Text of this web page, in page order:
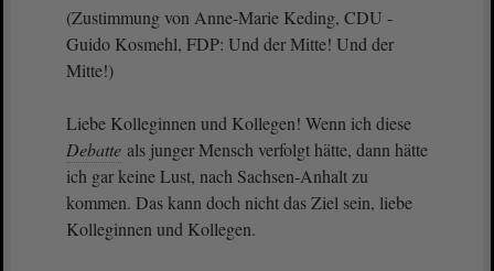
(Zustimmung von Anne-Marie Keding, CDU -
Guido Kosmehl, FDP: Und der Mitte! Und der
Mitte!)
Liebe Kolleginnen und Kollegen! Wenn ich diese
Debatte als junger Mensch verfolgt hätte, dann hätte
ich gar keine Lust, nach Sachsen-Anhalt zu
kommen. Das kann doch nicht das Ziel sein, liebe
Kolleginnen und Kollegen.